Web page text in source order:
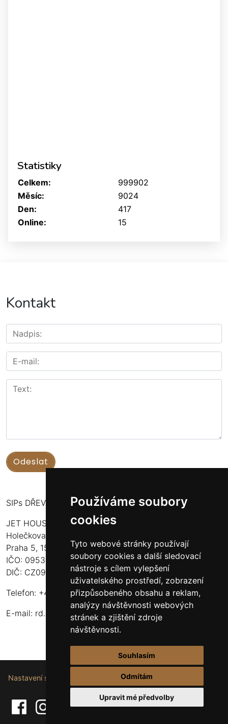
Používáme soubory
cookies
Tyto webové stránky používají
soubory cookies a další sledovací
nástroje s cílem vylepšení
uživatelského prostředí, zobrazení
přizpůsobeného obsahu a reklam,
analýzy návštěvnosti webových
stránek a zjištění zdroje
návštěvnosti.
Souhlasím
Odmítám
Upravit mé předvolby
Statistiky
Online: 15
Celkem:
999902
Měsíc:
9024
Den:
417
Kontakt
SIPs DŘEVOSTAVBY
JET HOUSE S.R.O.
Holečkova 789/49
Praha 5, 150 00
IČO: 09532935
DIČ: CZ09532935
Telefon: +420 737 107 003
E-mail: rd.drevostavby@gmail.com
Nastavení souborů cookie.